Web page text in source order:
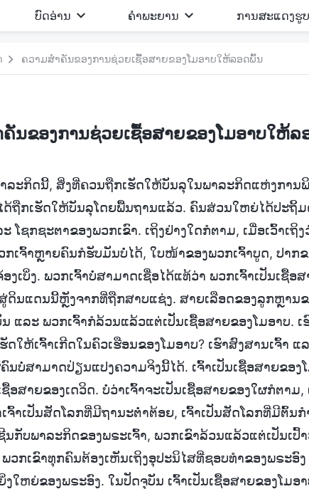
ບົດອ່ານ ຄຳພະຍານ ການສະແດງຮູ
ຄວາມສຳຄັນຂອງການຊ່ວຍເຊື້ອສາຍຂອງໂມອາບໃຫ້ລອດພົ້ນ
ນຂອງການຊ່ວຍເຊື້ອສາຍຂອງໂມອາບໃຫ້ລ
ະກິດນີ້, ສິ່ງທີ່ຄວນຖືກເຮັດໃຫ້ບັນລຸໃນພາລະກິດແຫ່ງການ
ດ້ຖືກເຮັດໃຫ້ບັນລຸໂດຍພື້ນຖານແລ້ວ. ຄົນສ່ວນໃຫຍ່ໄດ້ປະຖິ້
ໂຊກຊະຕາຂອງພວກເຂົາ. ເຖິງຢ່າງໃດກໍຕາມ, ເມື່ອເວົ້າເຖິງ
ກເຈົ້າຫຼາຍຄົນກໍຮັບມັນບໍ່ໄດ້, ໃບໜ້າຂອງພວກເຈົ້າບູດ, ປາກ
ງເບິ່ງ. ພວກເຈົ້າບໍ່ສາມາດເຊື່ອໄດ້ແທ້ວ່າ ພວກເຈົ້າເປັນເຊື້ອ
ດິນແດນນີ້ຫຼັງຈາກທີ່ຖືກສາບແຊ່ງ. ສາຍເລືອດຂອງລູກຫຼານ
ແລະ ພວກເຈົ້າກໍລ້ວນແລ້ວແຕ່ເປັນເຊື້ອສາຍຂອງໂມອາບ. ເ
ໃຫ້ເຈົ້າເກີດໃນຄົວເຮືອນຂອງໂມອາບ? ເຮົາສົງສານເຈົ້າ
ນບໍ່ສາມາດປ່ຽນແປງຄວາມຈິງນີ້ໄດ້. ເຈົ້າເປັນເຊື້ອສາຍຂອງ
ຊື້ອສາຍຂອງເດວິດ. ບໍ່ວ່າເຈົ້າຈະເປັນເຊື້ອສາຍຂອງໃຜກໍຕາມ
ຈົ້າເປັນສັດໂລກທີ່ມີຖານະຕໍ່າຕ້ອຍ, ເຈົ້າເປັນສັດໂລກທີ່ມີຕົ້ນ
ກັບພາລະກິດຂອງພຣະເຈົ້າ, ພວກເຂົາລ້ວນແລ້ວແຕ່ເປັນເປົ້
ວກເຂົາທຸກຄົນຕ້ອງເຫັນເຖິງອຸປະນິໄສທີ່ຊອບທຳຂອງພຣະອົ
ໃຫຍ່ຂອງພຣະອົງ. ໃນປັດຈຸບັນ ເຈົ້າເປັນເຊື້ອສາຍຂອງໂມອາ